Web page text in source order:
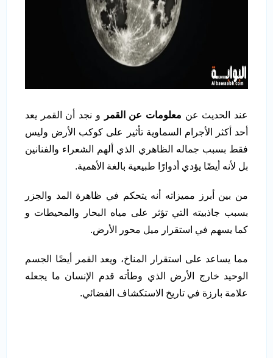
عند الحديث عن معلومات عن القمر
و نجد أن القمر يعد
أحد أكثر الأجرام السماوية تأثير على كوكب الأرض وليس
فقط بسبب جماله الظاهري الذي ألهم الشعراء والفنانين
بل لأنه أيضًا يؤدي أدوارًا طبيعية بالغة الأهمية.
من بين أبرز مميزاته أنه يتحكم في ظاهرة المد والجزر
بسبب جاذبيته التي تؤثر على مياه البحار والمحيطات و
كما يسهم في استقرار ميل محور الأرض.
مما يساعد على استقرار المناخ، ويعد القمر أيضًا الجسم
الوحيد خارج الأرض الذي وطأته قدم الإنسان ما يجعله
علامة بارزة في تاريخ الاستكشاف الفضائي.